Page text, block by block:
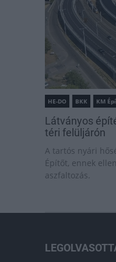
HE-DO BKK KM
Látványos
téri felüljárón
A tartós nyári
Építőt, ennek
aszfaltozás.